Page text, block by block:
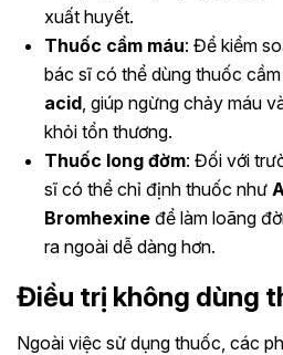
xuất huyết.
Thuốc cầm máu: Để kiểm
bác sĩ có thể dùng thuốc
acid, giúp ngừng chảy máu
khỏi tổn thương.
Thuốc long đờm: Đối với
sĩ có thể chỉ định thuốc như
Bromhexine để làm loãng
ra ngoài dễ dàng hơn.
Điều trị không dùng
Ngoài việc sử dụng thuốc, các